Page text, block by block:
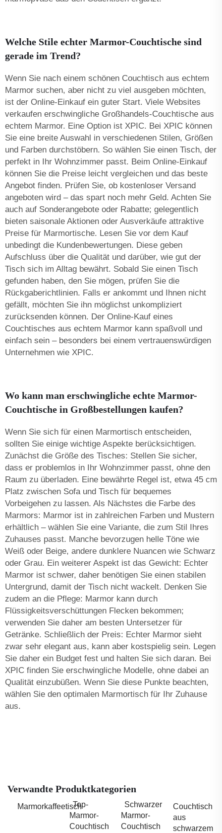
Welche Stile echter Marmor-Couchtische sind
gerade im Trend?
Wenn Sie nach einem schönen Couchtisch aus echtem
Marmor suchen, aber nicht zu viel ausgeben möchten,
ist der Online-Einkauf ein guter Start. Viele Websites
verkaufen erschwingliche Großhandels-Couchtische aus
echtem Marmor. Eine Option ist XPIC. Bei XPIC können
Sie eine breite Auswahl in verschiedenen Stilen, Größen
und Farben durchstöbern. So wählen Sie einen Tisch, der
perfekt in Ihr Wohnzimmer passt. Beim Online-Einkauf
können Sie die Preise leicht vergleichen und das beste
Angebot finden. Prüfen Sie, ob kostenloser Versand
angeboten wird – das spart noch mehr Geld. Achten Sie
auch auf Sonderangebote oder Rabatte; gelegentlich
bieten saisonale Aktionen oder Ausverkäufe attraktive
Preise für Marmortische. Lesen Sie vor dem Kauf
unbedingt die Kundenbewertungen. Diese geben
Aufschluss über die Qualität und darüber, wie gut der
Tisch sich im Alltag bewährt. Sobald Sie einen Tisch
gefunden haben, den Sie mögen, prüfen Sie die
Rückgaberichtlinien. Falls er ankommt und Ihnen nicht
gefällt, möchten Sie ihn möglichst unkompliziert
zurücksenden können. Der Online-Kauf eines
Couchtisches aus echtem Marmor kann spaßvoll und
einfach sein – besonders bei einem vertrauenswürdigen
Unternehmen wie XPIC.
Wo kann man erschwingliche echte Marmor-
Couchtische in Großbestellungen kaufen?
Wenn Sie sich für einen Marmortisch entscheiden,
sollten Sie einige wichtige Aspekte berücksichtigen.
Zunächst die Größe des Tisches: Stellen Sie sicher,
dass er problemlos in Ihr Wohnzimmer passt, ohne den
Raum zu überladen. Eine bewährte Regel ist, etwa 45 cm
Platz zwischen Sofa und Tisch für bequemes
Vorbeigehen zu lassen. Als Nächstes die Farbe des
Marmors: Marmor ist in zahlreichen Farben und Mustern
erhältlich – wählen Sie eine Variante, die zum Stil Ihres
Zuhauses passt. Manche bevorzugen helle Töne wie
Weiß oder Beige, andere dunklere Nuancen wie Schwarz
oder Grau. Ein weiterer Aspekt ist das Gewicht: Echter
Marmor ist schwer, daher benötigen Sie einen stabilen
Untergrund, damit der Tisch nicht wackelt. Denken Sie
zudem an die Pflege: Marmor kann durch
Flüssigkeitsverschüttungen Flecken bekommen;
verwenden Sie daher am besten Untersetzer für
Getränke. Schließlich der Preis: Echter Marmor sieht
zwar sehr elegant aus, kann aber kostspielig sein. Legen
Sie daher ein Budget fest und halten Sie sich daran. Bei
XPIC finden Sie erschwingliche Modelle, ohne dabei an
Qualität einzubüßen. Wenn Sie diese Punkte beachten,
wählen Sie den optimalen Marmortisch für Ihr Zuhause
aus.
Verwandte Produktkategorien
MarmorkaffeetischTop-
Marmor-
Couchtisch
Schwarzer
Marmor-
Couchtisch
Couchtisch
aus
schwarzem